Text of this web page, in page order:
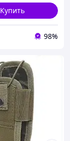
Купить
98%